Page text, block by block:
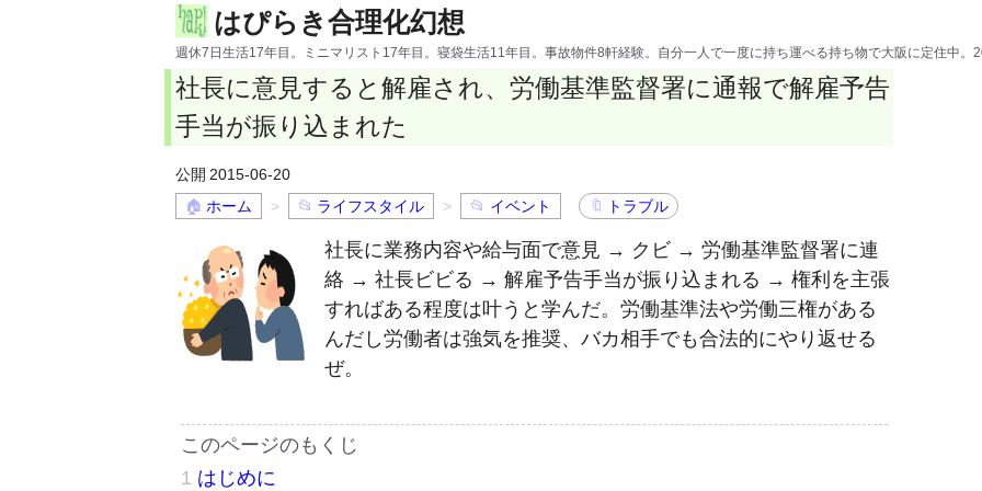
はぴらき合理化幻想
週休7日生活17年目。ミニマリスト17年目。寝袋生活11年目。事故物件8軒経験。自分一人で一度に持ち運べる持ち物で大阪に定住中。
社長に意見すると解雇され、労働基準監督署に通報で解雇予告
手当が振り込まれた
2015-06-20
ホーム
ライフスタイル イベント トラブル
社長に業務内容や給与面で意見 → クビ → 労働基準監督署に連
絡 → 社長ビビる → 解雇予告手当が振り込まれる → 権利を主張
すればある程度は叶うと学んだ。労働基準法や労働三権がある
んだし労働者は強気を推奨、バカ相手でも合法的にやり返せる
ぜ。
はじめに